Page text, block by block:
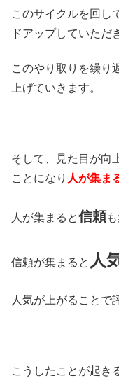
このサイクルを回し
ドアップしていただ
このやり取りを繰り
上げていきます。
そして、見た目が向
ことになり 人が集ま
人が集まると信頼
信頼が集まると 人
人気が上がることで
こうしたことが起き